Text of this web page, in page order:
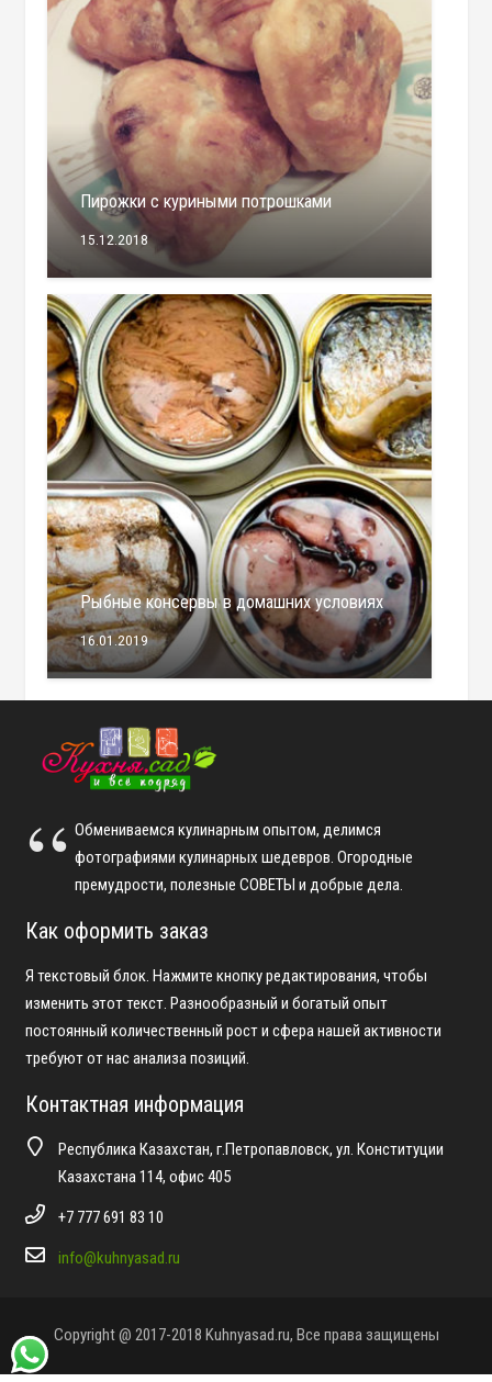
Пирожки c куриными потрошками
15.12.2018
Рыбные консервы в домашних условиях
16.01.2019
Обмениваемся кулинарным опытом, делимся
фотографиями кулинарных шедевров. Огородные
премудрости, полезные СОВЕТЫ и добрые дела.
Как оформить заказ
Я текстовый блок. Нажмите кнопку редактирования, чтобы
изменить этот текст. Разнообразный и богатый опыт
постоянный количественный рост и сфера нашей активности
требуют от нас анализа позиций.
Контактная информация
Республика Казахстан, г.Петропавловск, ул. Конституции
Казахстана 114, офис 405
+7 777 691 83 10
info@kuhnyasad.ru
Copyright @ 2017-2018 Kuhnyasad.ru, Все права защищены